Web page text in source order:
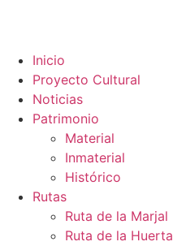
Inicio
Proyecto Cultural
Noticias
Patrimonio
Material
Inmaterial
Histórico
Rutas
Ruta de la Marjal
Ruta de la Huerta